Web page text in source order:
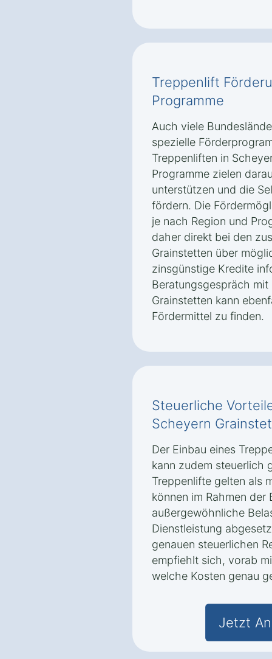
Treppenlift
Programme
Auch viele
spezielle
Treppenliften in
Programme zielen
unterstützen und die
fördern. Die
je nach Region und
daher direkt bei den
Grainstetten über
zinsgünstige Kredite
Beratungsgespräch
Grainstetten kann
Fördermittel zu finden.
Steuerliche
Scheyern
Der Einbau eines
kann zudem steuerlich
Treppenlifte gelten als
können im Rahmen der
außergewöhnliche
Dienstleistung
genauen steuerlichen
empfiehlt sich, vorab
welche Kosten genau
Jetzt